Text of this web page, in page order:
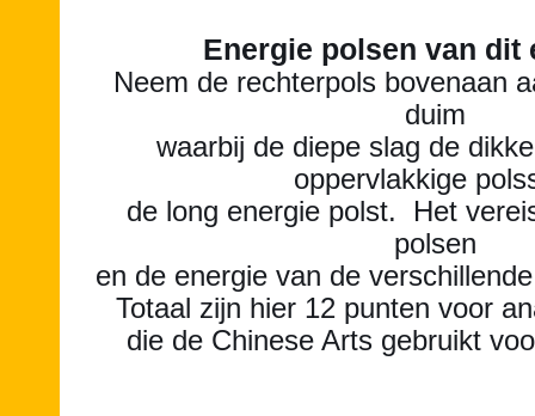
Energie polsen van dit
Neem de rechterpols bovenaan
duim
waarbij de diepe slag de
oppervlakkige
de long energie polst. Het
polsen
en de energie van de
Totaal zijn hier 12 punten voor
die de Chinese Arts gebruikt